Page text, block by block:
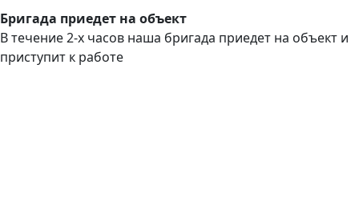
Бригада приедет на объект
В течение 2-х часов наша бригада приедет на объект и
приступит к работе